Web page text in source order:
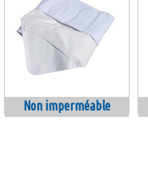
Non imperméable